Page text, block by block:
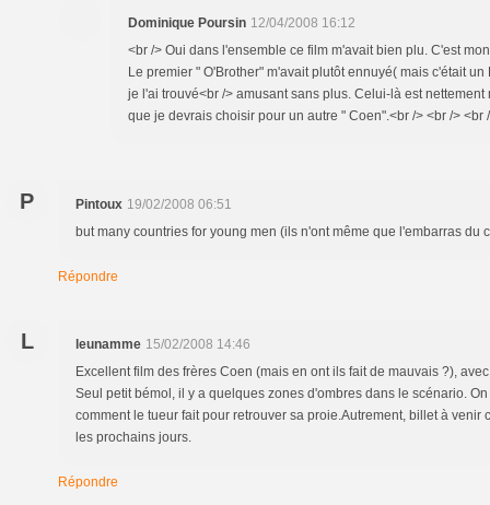
Dominique Poursin 12/04/2008 16:12
<br /> Oui dans l'ensemble ce film m'avait bien plu. C'est
Le premier " O'Brother" m'avait plutôt ennuyé( mais c'était
je l'ai trouvé<br /> amusant sans plus. Celui-là est
que je devrais choisir pour un autre " Coen".<br /> <br /> <br
P Pintoux 19/02/2008 06:51
but many countries for young men (ils n'ont même que l'embarras du
Répondre
L leunamme 15/02/2008 14:46
Excellent film des frères Coen (mais en ont ils fait de mauvais ?),
Seul petit bémol, il y a quelques zones d'ombres dans le scénario.
comment le tueur fait pour retrouver sa proie.Autrement, billet à venir
les prochains jours.
Répondre